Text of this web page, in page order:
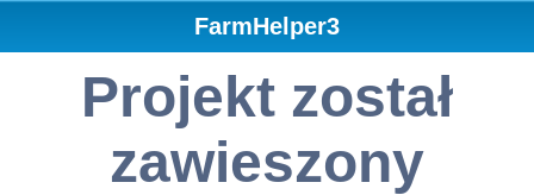
FarmHelper3
Projekt został
zawieszony